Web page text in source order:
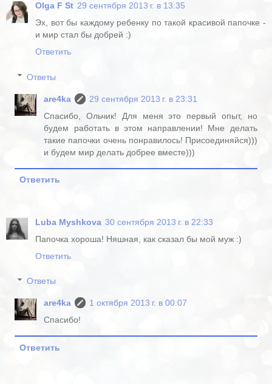
Olga F St 29 сентября 2013 г. в 13:35
Эх, вот бы каждому ребенку по такой красивой папочке -
и мир стал бы добрей :)
Ответить
Ответы
are4ka
29 сентября 2013 г. в 23:31
Спасибо, Ольчик! Для меня это первый опыт, но
будем работать в этом направлении! Мне делать
такие папочки очень понравилось! Присоединяйся)))
и будем мир делать добрее вместе)))
Ответить
Luba Myshkova 30 сентября 2013 г. в 22:33
Папочка хороша! Няшная, как сказал бы мой муж :)
Ответить
Ответы
are4ka
1 октября 2013 г. в 00:07
Спасибо!
Ответить